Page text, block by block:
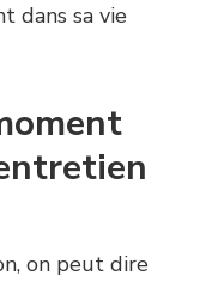
dans sa vie
on peut dire